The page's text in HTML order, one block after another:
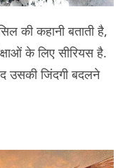
की कहानी बताती है,
के लिए सीरियस है.
उसकी जिंदगी बदलने